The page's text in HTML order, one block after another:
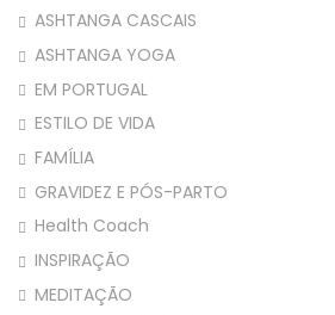
ASHTANGA CASCAIS
ASHTANGA YOGA
EM PORTUGAL
ESTILO DE VIDA
FAMÍLIA
GRAVIDEZ E PÓS-PARTO
Health Coach
INSPIRAÇÃO
MEDITAÇÃO